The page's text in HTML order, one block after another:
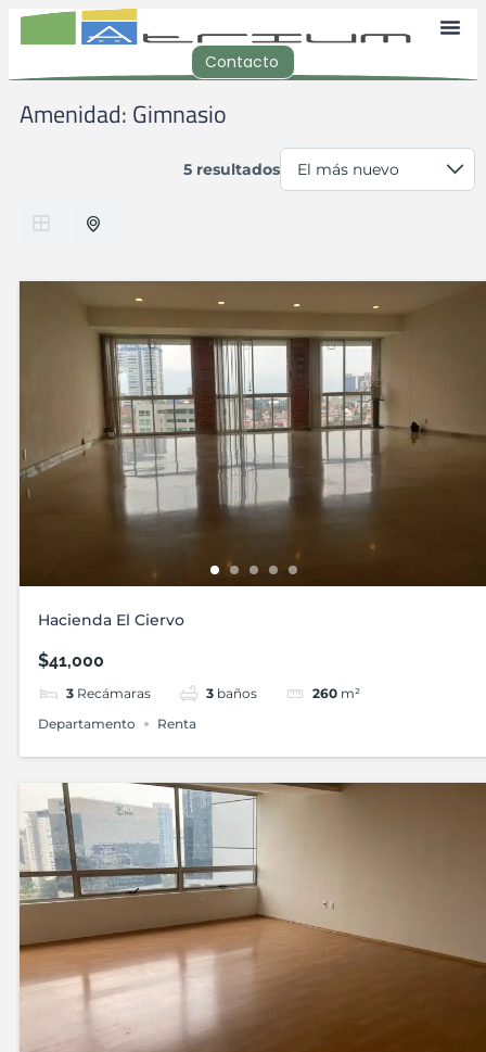
Contacto
Amenidad: Gimnasio
5 resultados
Hacienda El Ciervo
$41,000
3 Recámaras 3 baños 260 m²
Departamento
Renta